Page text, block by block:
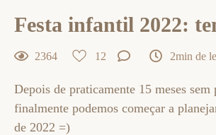
Festa infantil 2022:
2364 12 2min de
Depois de praticamente 15 meses sem
finalmente podemos começar a
de 2022 =)